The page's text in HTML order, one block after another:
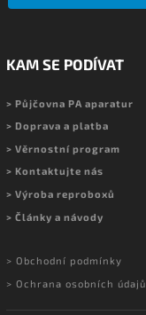
KAM SE PODÍVAT
> Půjčovna PA aparatur
> Doprava a platba
> Věrnostní program
> Kontaktujte nás
> Výroba reproboxů
> Články a návody
> Obchodní podmínky
> Ochrana osobních údajů